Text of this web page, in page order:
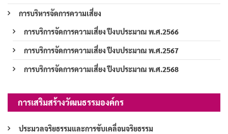
การบริหารจัดการความเสี่ยง
การบริการจัดการความเสี่ยง ปีงบประมาณ พ.ศ.2566
การบริการจัดการความเสี่ยง ปีงบประมาณ พ.ศ.2567
การบริการจัดการความเสี่ยง ปีงบประมาณ พ.ศ.2568
การเสริมสร้างวัฒนธรรมองค์กร
ประมวลจริยธรรมและการขับเคลื่อนจริยธรรม